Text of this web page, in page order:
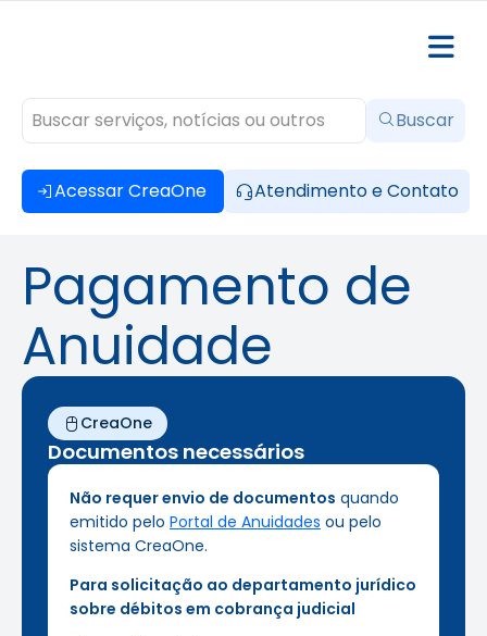
Acessar CreaOne Atendimento e Contato
Buscar
Pagamento de
Anuidade
CreaOne
Documentos necessários
Não requer envio de documentos quando
emitido pelo Portal de Anuidades ou pelo
sistema CreaOne.
Para solicitação ao departamento jurídico
sobre débitos em cobrança judicial